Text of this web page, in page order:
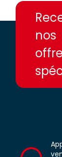
access.fr
access.fr
nos